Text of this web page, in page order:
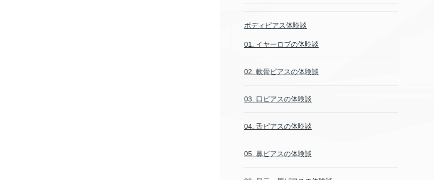
ボディピアス体験談
01. イヤーロブの体験談
02. 軟骨ピアスの体験談
03. 口ピアスの体験談
04. 舌ピアスの体験談
05. 鼻ピアスの体験談